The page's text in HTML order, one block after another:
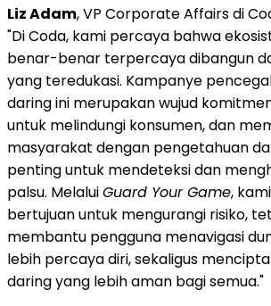
Liz Adam, VP Corporate Affairs di
"Di Coda, kami percaya bahwa
benar-benar terpercaya dibangun
yang teredukasi. Kampanye
daring ini merupakan wujud
untuk melindungi konsumen, dan
masyarakat dengan pengetahuan
penting untuk mendeteksi dan
palsu. MelaluiGuard Your Game,
bertujuan untuk mengurangi risiko,
membantu pengguna menavigasi
lebih percaya diri, sekaligus
daring yang lebih aman bagi semua."